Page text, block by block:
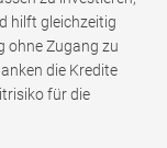
hilft gleichzeitig
ohne Zugang zu
die Kredite
für die